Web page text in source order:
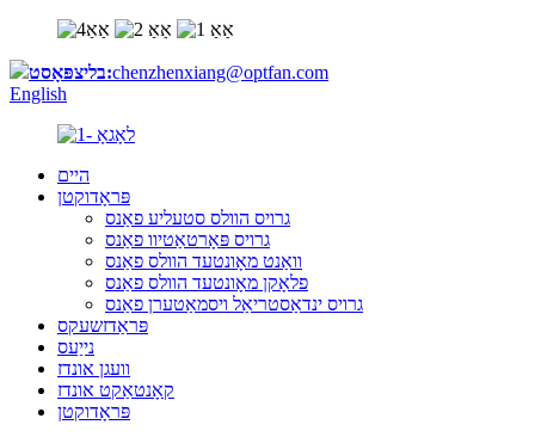
בליצפּאָסט:chenzhenxiang@optfan.com
English
היים
פּראָדוקטן
גרויס הוולס סטעליע פאַנס
גרויס פּאָרטאַטיוו פאַנס
וואַנט מאָונטעד הוולס פאַנס
פלאָקן מאָונטעד הוולס פאַנס
גרויס ינדאַסטריאַל ויסמאַטערן פאַנס
פּראַדזשעקס
נייַעס
וועגן אונדז
קאָנטאַקט אונדז
פּראָדוקטן